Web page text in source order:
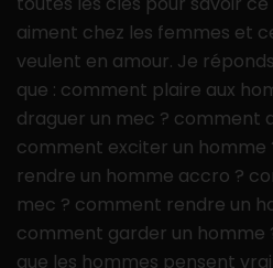
aiment chez les femmes et
veulent en amour. Je
que : comment plaire aux
draguer un mec ? comment
comment exciter un homme
rendre un homme accro ?
mec ? comment rendre un
comment garder un homme
que les hommes pensent